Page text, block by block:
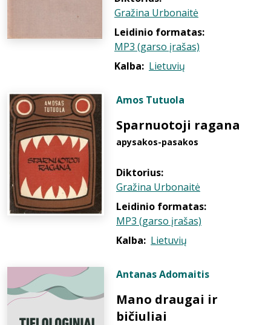
Gražina Urbonaitė
Leidinio formatas:
MP3 (garso įrašas)
Kalba: Lietuvių
Amos Tutuola
Sparnuotoji ragana
apysakos-pasakos
Diktorius:
Gražina Urbonaitė
Leidinio formatas:
MP3 (garso įrašas)
Kalba: Lietuvių
Antanas Adomaitis
Mano draugai ir
bičiuliai